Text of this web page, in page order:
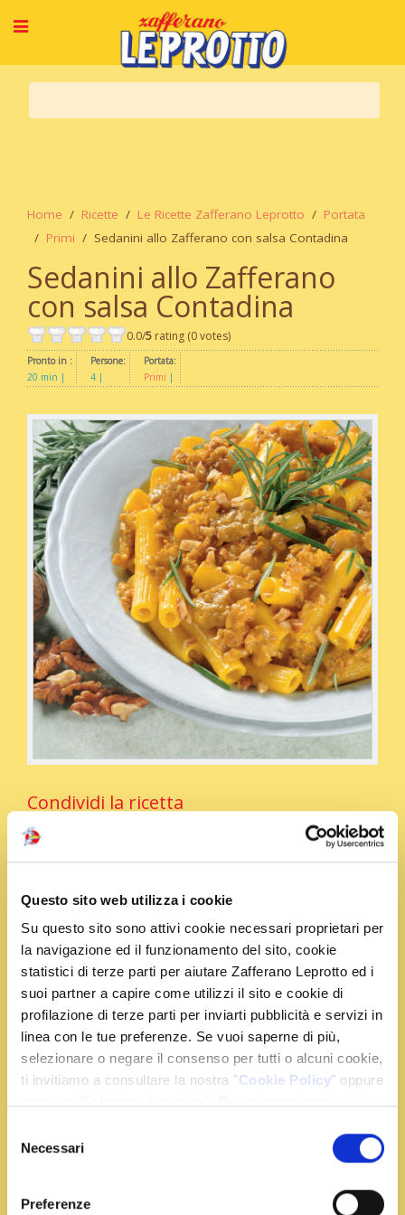
Questo sito web utilizza i cookie
Su questo sito sono attivi cookie necessari proprietari per
la navigazione ed il funzionamento del sito, cookie
statistici di terze parti per aiutare Zafferano Leprotto ed i
suoi partner a capire come utilizzi il sito e cookie di
profilazione di terze parti per inviarti pubblicità e servizi in
linea con le tue preferenze. Se vuoi saperne di più,
selezionare o negare il consenso per tutti o alcuni cookie,
ti invitiamo a consultare la nostra "Cookie Policy" oppure
delNecessari
Preferenze
Home Ricette Le Ricette Zafferano Leprotto
Portata
Primi
Sedanini allo Zafferano con salsa Contadina
Sedanini allo Zafferano
con salsa Contadina
0.0/5 rating (0 votes)
Pronto in :
20 min
Persone:
4
Portata:
Primi
Condividi la ricetta
Ingredienti
320 g. di sedanini
100 g. di salsiccia
2 cucchiai di gherigli di noce
1 cucchiaio di cipolla tritata
1 bustina di zafferano
1 cucchiaio di vino bianco
olio extra vergine di oliva